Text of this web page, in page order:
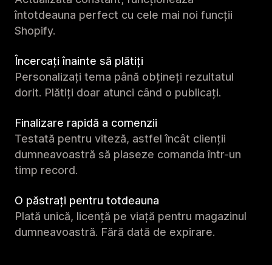
întotdeauna perfect cu cele mai noi funcții
Shopify.
Încercați înainte să plătiți
Personalizați tema până obțineți rezultatul
dorit. Plătiți doar atunci când o publicați.
Finalizare rapidă a comenzii
Testată pentru viteză, astfel încât clienții
dumneavoastră să plaseze comanda într-un
timp record.
O păstrați pentru totdeauna
Plată unică, licență pe viață pentru magazinul
dumneavoastră. Fără dată de expirare.